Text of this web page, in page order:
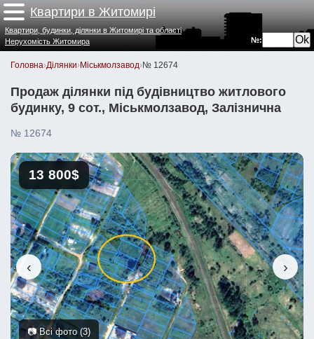
Квартири в Житомирі
№:
Квартири, будинки, ділянки в Житомирі та області
Нерухомість Житомира
Головна›Ділянки›Міськмолзавод›№ 12674
Продаж ділянки під будівництво житлового
будинку, 9 сот., Міськмолзавод, Залізнична
№ 12674
‹ ›
13 800$
📷 Всі фото (3)